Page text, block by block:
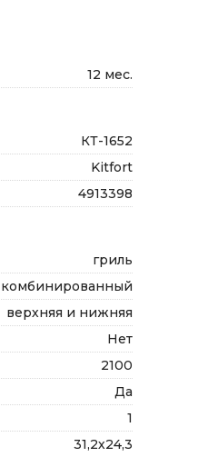
12 мес.
КТ-1652
Kitfort
4913398
гриль
комбинированный
верхняя и нижняя
Нет
2100
Да
1
31,2х24,3